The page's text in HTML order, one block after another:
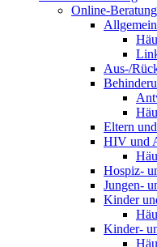
Online-Beratung
Aus-/
Eltern
HIV und
Hospiz-
Jungen-
Kinder
Kinder-